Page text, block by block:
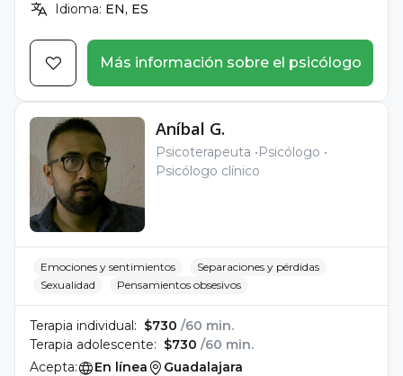
Idioma: EN, ES
Más información sobre el psicólogo
Aníbal G.
Psicoterapeuta
Psicólogo
Psicólogo clínico
Emociones y sentimientos
Separaciones y pérdidas
Sexualidad
Pensamientos obsesivos
Terapia individual: $730 /60 min.
Terapia adolescente: $730 /60 min.
Acepta:
En línea Guadalajara